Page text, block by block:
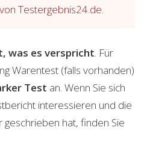
Testergebnis24.de.
was es verspricht. Für
Warentest (falls vorhanden)
Test an. Wenn Sie sich
interessieren und die
hat, finden Sie